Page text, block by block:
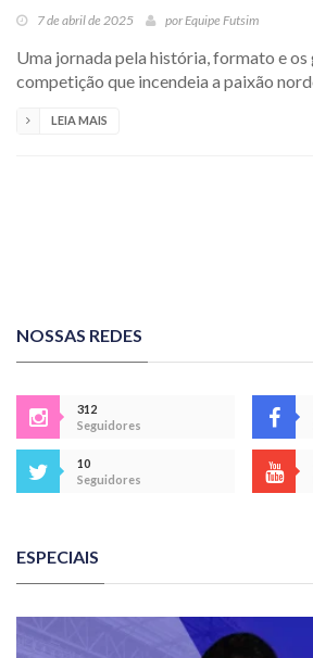
7 de abril de 2025 por Equipe Futsim
Uma jornada pela história, formato e os
competição que incendeia a paixão
LEIA MAIS
NOSSAS REDES
312
Seguidores
10
Seguidores
ESPECIAIS